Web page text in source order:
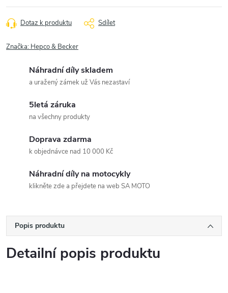
Dotaz k produktu Sdílet
Značka: Hepco & Becker
Náhradní díly skladem
a uražený zámek už Vás nezastaví
5letá záruka
na všechny produkty
Doprava zdarma
k objednávce nad 10 000 Kč
Náhradní díly na motocykly
klikněte zde a přejdete na web SA MOTO
Popis produktu
Detailní popis produktu